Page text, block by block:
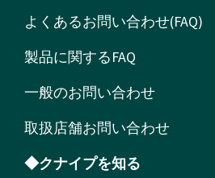
よくあるお問い合わせ(FAQ)
製品に関するFAQ
一般のお問い合わせ
取扱店舗お問い合わせ
◆クナイプを知る